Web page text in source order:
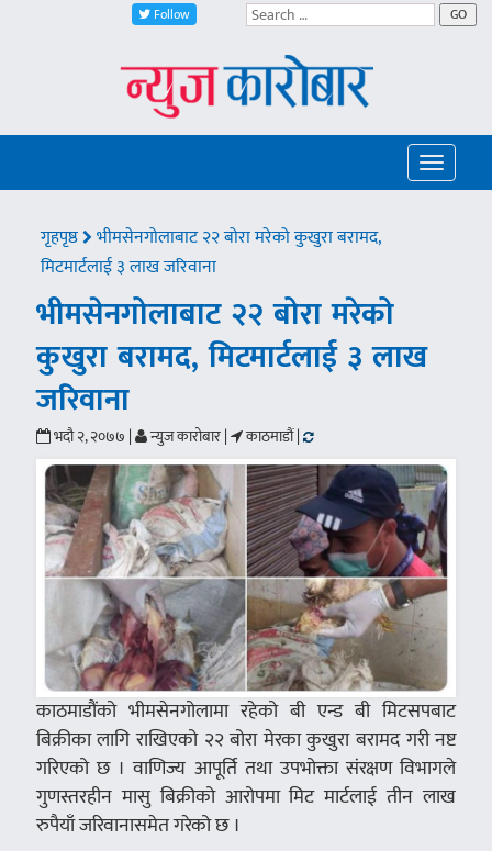
Follow GO
Toggle
गृहपृष्ठ
भीमसेनगोलाबाट २२ बोरा मरेको कुखुरा बरामद,
मिटमार्टलाई ३ लाख जरिवाना
भीमसेनगोलाबाट २२ बोरा मरेको
कुखुरा बरामद, मिटमार्टलाई ३ लाख
जरिवाना
भदौ २, २०७७ | न्युज कारोबार | काठमाडौं |
काठमाडौंको भीमसेनगोलामा रहेको बी एन्ड बी मिटसपबाट
बिक्रीका लागि राखिएको २२ बोरा मेरका कुखुरा बरामद गरी नष्ट
गरिएको छ । वाणिज्य आपूर्ति तथा उपभोक्ता संरक्षण विभागले
गुणस्तरहीन मासु बिक्रीको आरोपमा मिट मार्टलाई तीन लाख
रुपैयाँ जरिवानासमेत गरेको छ ।